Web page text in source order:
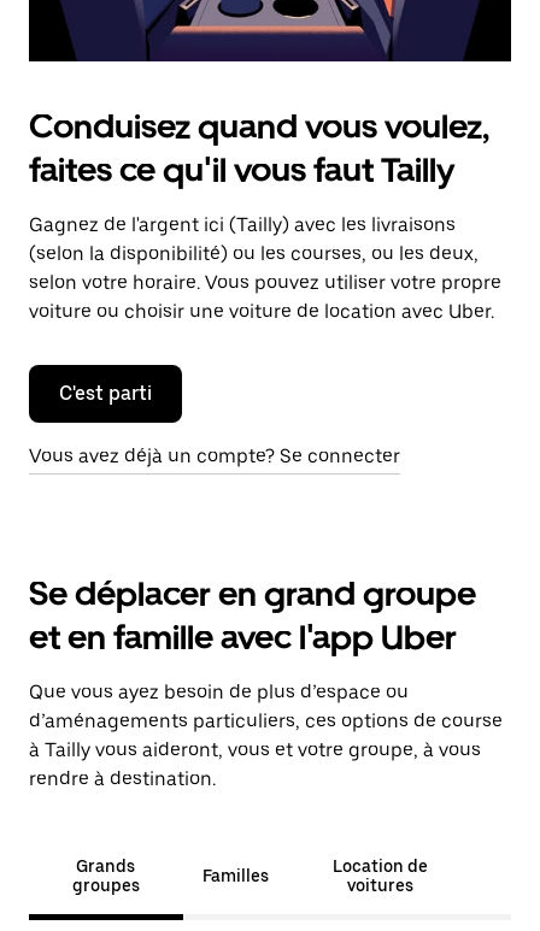
Conduisez quand vous voulez,
faites ce qu'il vous faut Tailly
Gagnez de l'argent ici (Tailly) avec les livraisons
(selon la disponibilité) ou les courses, ou les deux,
selon votre horaire. Vous pouvez utiliser votre propre
voiture ou choisir une voiture de location avec Uber.
C'est parti
Vous avez déjà un compte? Se connecter
Se déplacer en grand groupe
et en famille avec l'app Uber
Que vous ayez besoin de plus d’espace ou
d’aménagements particuliers, ces options de course
à Tailly vous aideront, vous et votre groupe, à vous
rendre à destination.
Grands
groupes
Familles
Location de
voitures